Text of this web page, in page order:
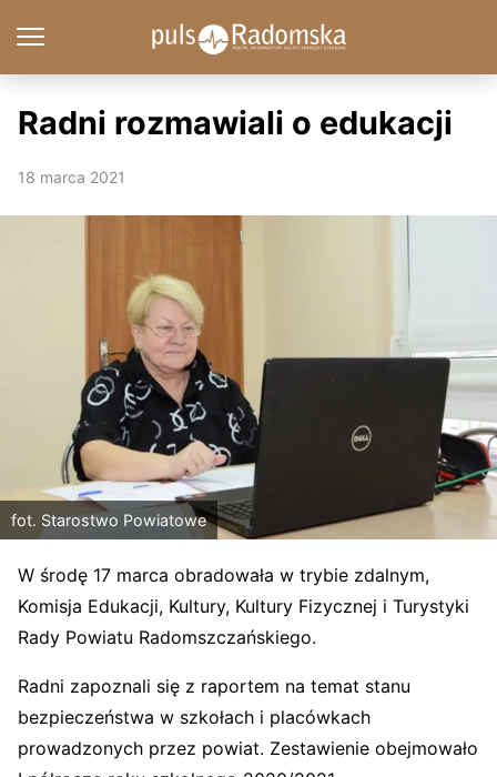
Radni rozmawiali o edukacji
18 marca 2021
fot. Starostwo Powiatowe
W środę 17 marca obradowała w trybie zdalnym,
Komisja Edukacji, Kultury, Kultury Fizycznej i Turystyki
Rady Powiatu Radomszczańskiego.
Radni zapoznali się z raportem na temat stanu
bezpieczeństwa w szkołach i placówkach
prowadzonych przez powiat. Zestawienie obejmowało